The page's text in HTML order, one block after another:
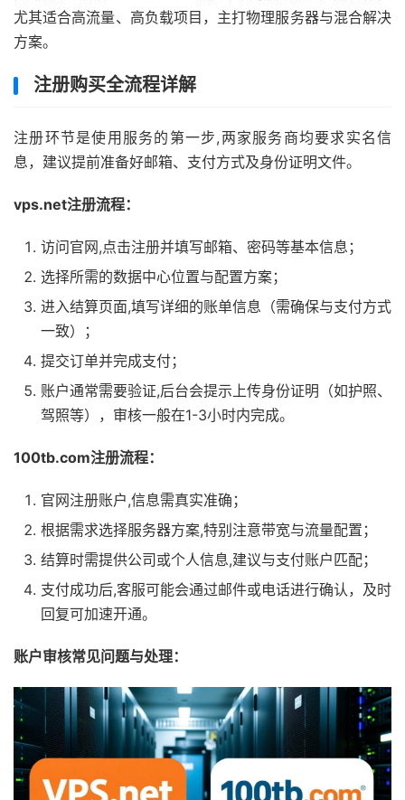
尤其适合高流量、高负载项目，主打物理服务器与混合解决
方案。
注册购买全流程详解
注册环节是使用服务的第一步,两家服务商均要求实名信
息，建议提前准备好邮箱、支付方式及身份证明文件。
vps.net注册流程：
访问官网,点击注册并填写邮箱、密码等基本信息；
选择所需的数据中心位置与配置方案；
进入结算页面,填写详细的账单信息（需确保与支付方式
一致）；
提交订单并完成支付；
账户通常需要验证,后台会提示上传身份证明（如护照、
驾照等），审核一般在1-3小时内完成。
100tb.com注册流程：
官网注册账户,信息需真实准确；
根据需求选择服务器方案,特别注意带宽与流量配置；
结算时需提供公司或个人信息,建议与支付账户匹配；
支付成功后,客服可能会通过邮件或电话进行确认，及时
回复可加速开通。
账户审核常见问题与处理：